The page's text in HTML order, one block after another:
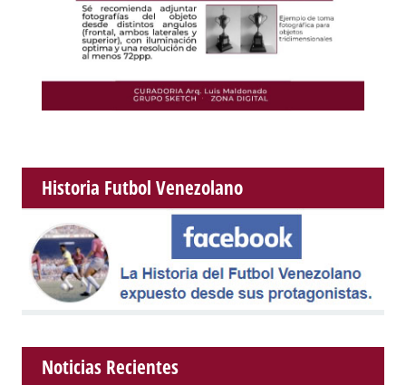
Historia Futbol Venezolano
Noticias Recientes